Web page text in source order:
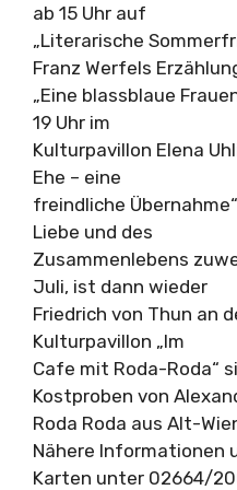
ab 15 Uhr auf
„Literarische
Franz Werfels
„Eine blassblaue
19 Uhr im
Kulturpavillon Elena
Ehe – eine
freindliche
Liebe und des
Zusammenlebens
Juli, ist dann wieder
Friedrich von Thun an
Kulturpavillon „Im
Cafe mit Roda-Roda“
Kostproben von
Roda Roda aus Alt-
Nähere Informationen
Karten unter 02664/